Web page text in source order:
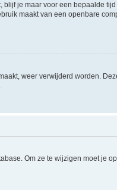
blijf je maar voor een bepaalde
maakt van een openbare
weer verwijderd worden.
Om ze te wijzigen moet je